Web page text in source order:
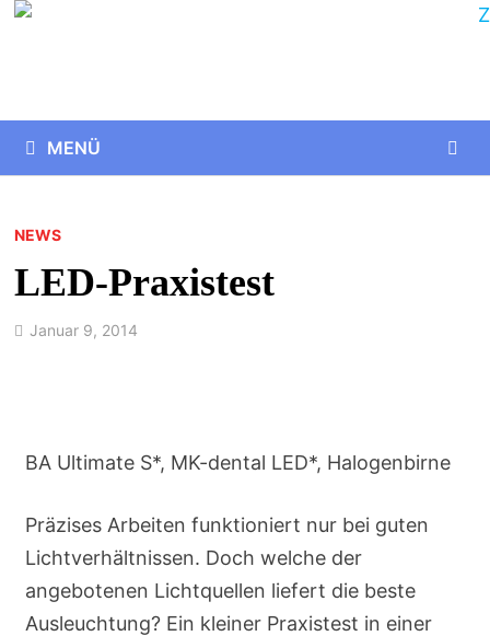
MENÜ
NEWS
LED-Praxistest
Januar 9, 2014
BA Ultimate S*, MK-dental LED*, Halogenbirne
Präzises Arbeiten funktioniert nur bei guten
Lichtverhältnissen. Doch welche der
angebotenen Lichtquellen liefert die beste
Ausleuchtung? Ein kleiner Praxistest in einer